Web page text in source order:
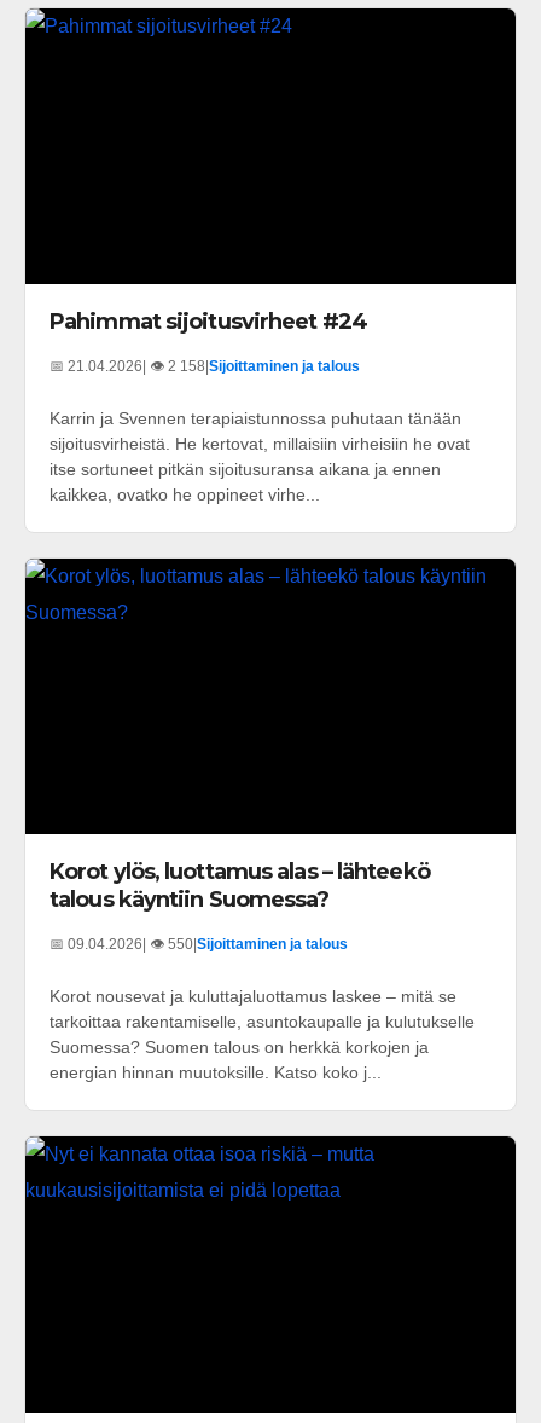
Pahimmat sijoitusvirheet #24
📅 21.04.2026 | 👁️ 2 158 Sijoittaminen ja talous
Karrin ja Svennen terapiaistunnossa puhutaan tänään
sijoitusvirheistä. He kertovat, millaisiin virheisiin he ovat
itse sortuneet pitkän sijoitusuransa aikana ja ennen
kaikkea, ovatko he oppineet virhe...
Korot ylös, luottamus alas – lähteekö
talous käyntiin Suomessa?
📅 09.04.2026 | 👁️ 550 Sijoittaminen ja talous
Korot nousevat ja kuluttajaluottamus laskee – mitä se
tarkoittaa rakentamiselle, asuntokaupalle ja kulutukselle
Suomessa? Suomen talous on herkkä korkojen ja
energian hinnan muutoksille. Katso koko j...